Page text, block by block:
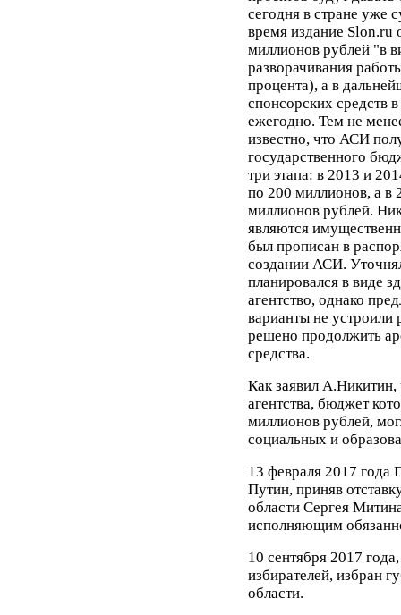
сегодня в стране уже
время издание Slon.ru
миллионов рублей "в
разворачивания
процента), а в
спонсорских средств
ежегодно. Тем не
известно, что АСИ
государственного
три этапа: в 2013 и
по 200 миллионов, а в
миллионов рублей.
являются
был прописан в
создании АСИ.
планировался в виде
агентство, однако
варианты не
решено продолжить
средства.
Как заявил
агентства, бюджет
миллионов рублей,
социальных и
13 февраля 2017 года
Путин, приняв
области Сергея
исполняющим
10 сентября 2017
избирателей, избран
области.